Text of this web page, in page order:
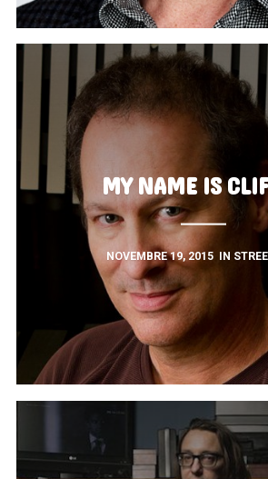
MY NAME IS
NOVEMBRE 19, 2015 IN